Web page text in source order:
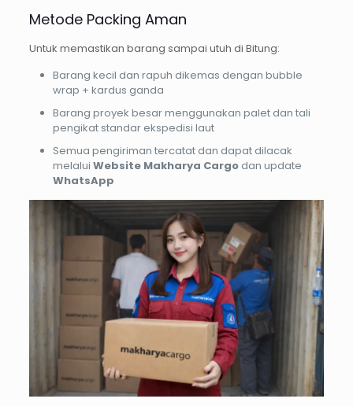
Metode Packing Aman
Untuk memastikan barang sampai utuh di Bitung:
Barang kecil dan rapuh dikemas dengan bubble
wrap + kardus ganda
Barang proyek besar menggunakan palet dan tali
pengikat standar ekspedisi laut
Semua pengiriman tercatat dan dapat dilacak
melalui Website Makharya Cargodan update
WhatsApp